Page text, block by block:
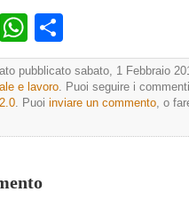
EmailWhatsApp
pubblicato sabato, 1 Febbraio
e lavoro. Puoi seguire i
. Puoi inviare un commento, o